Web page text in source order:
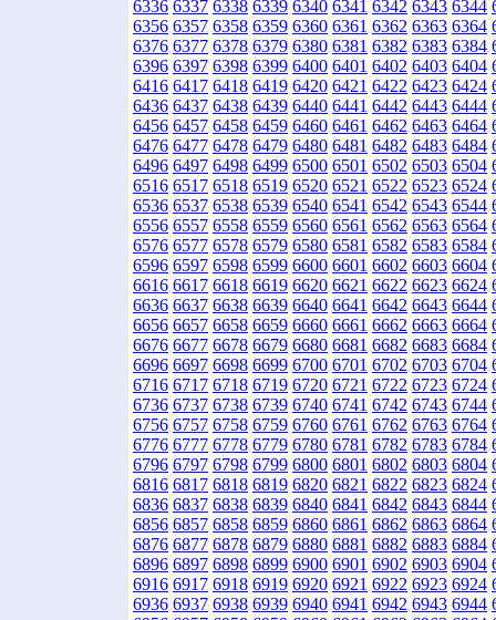
6336 6337 6338 6339 6340 6341 6342 6343 6344
6356 6357 6358 6359 6360 6361 6362 6363 6364
6376 6377 6378 6379 6380 6381 6382 6383 6384
6396 6397 6398 6399 6400 6401 6402 6403 6404
6416 6417 6418 6419 6420 6421 6422 6423 6424
6436 6437 6438 6439 6440 6441 6442 6443 6444
6456 6457 6458 6459 6460 6461 6462 6463 6464
6476 6477 6478 6479 6480 6481 6482 6483 6484
6496 6497 6498 6499 6500 6501 6502 6503 6504
6516 6517 6518 6519 6520 6521 6522 6523 6524
6536 6537 6538 6539 6540 6541 6542 6543 6544
6556 6557 6558 6559 6560 6561 6562 6563 6564
6576 6577 6578 6579 6580 6581 6582 6583 6584
6596 6597 6598 6599 6600 6601 6602 6603 6604
6616 6617 6618 6619 6620 6621 6622 6623 6624
6636 6637 6638 6639 6640 6641 6642 6643 6644
6656 6657 6658 6659 6660 6661 6662 6663 6664
6676 6677 6678 6679 6680 6681 6682 6683 6684
6696 6697 6698 6699 6700 6701 6702 6703 6704
6716 6717 6718 6719 6720 6721 6722 6723 6724
6736 6737 6738 6739 6740 6741 6742 6743 6744
6756 6757 6758 6759 6760 6761 6762 6763 6764
6776 6777 6778 6779 6780 6781 6782 6783 6784
6796 6797 6798 6799 6800 6801 6802 6803 6804
6816 6817 6818 6819 6820 6821 6822 6823 6824
6836 6837 6838 6839 6840 6841 6842 6843 6844
6856 6857 6858 6859 6860 6861 6862 6863 6864
6876 6877 6878 6879 6880 6881 6882 6883 6884
6896 6897 6898 6899 6900 6901 6902 6903 6904
6916 6917 6918 6919 6920 6921 6922 6923 6924
6936 6937 6938 6939 6940 6941 6942 6943 6944